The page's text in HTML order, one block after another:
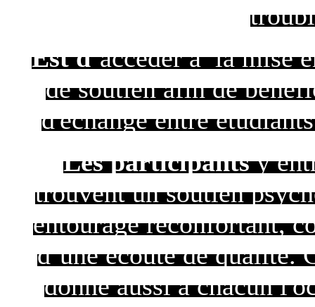
Est d’accéder à la mise
de soutien afin de
d'échange entre
Les participantsy
trouvent un soutien
entourage réconfortant,
d’une écoute de qualité.
donne aussi à chacun